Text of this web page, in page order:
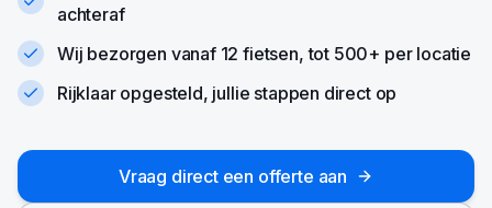
achteraf
Wij bezorgen vanaf 12 fietsen, tot 500+ per locatie
Rijklaar opgesteld, jullie stappen direct op
Vraag direct een offerte aan